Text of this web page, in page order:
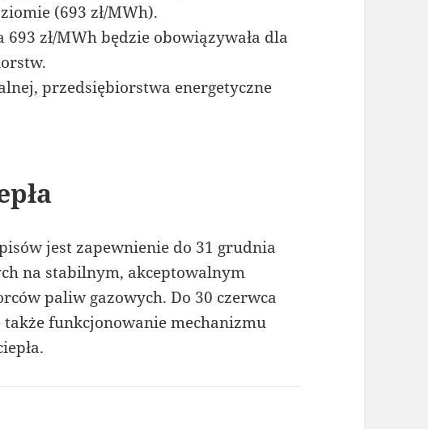
(693 zł/MWh).
zł/MWh będzie obowiązywała dla
przedsiębiorstwa energetyczne
jest zapewnienie do 31 grudnia
na stabilnym, akceptowalnym
paliw gazowych. Do 30 czerwca
także funkcjonowanie mechanizmu